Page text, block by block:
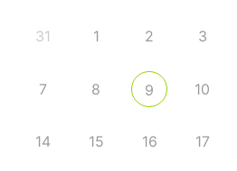
31 1 2 3
7 8 9 10
14 15 16 17